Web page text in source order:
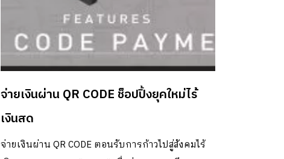
จ่ายเงินผ่าน QR CODE ช็อปปิ้งยุคใหม่ไร้
เงินสด
จ่ายเงินผ่าน QR CODE ตอนรับการก้าวไปสู่สังคมไร้